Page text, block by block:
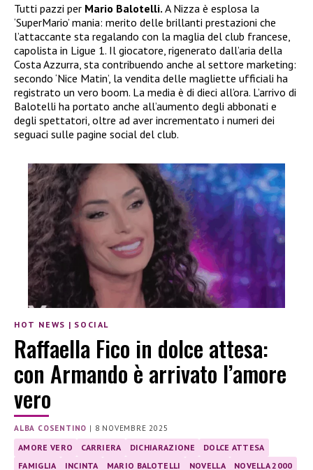
Tutti pazzi per Mario Balotelli. A Nizza è esplosa la
‘SuperMario’ mania: merito delle brillanti prestazioni che
l’attaccante sta regalando con la maglia del club francese,
capolista in Ligue 1. Il giocatore, rigenerato dall’aria della
Costa Azzurra, sta contribuendo anche al settore marketing:
secondo ‘Nice Matin’, la vendita delle magliette ufficiali ha
registrato un vero boom. La media è di dieci all’ora. L’arrivo di
Balotelli ha portato anche all’aumento degli abbonati e
degli spettatori, oltre ad aver incrementato i numeri dei
seguaci sulle pagine social del club.
HOT NEWS | SOCIAL
Raffaella Fico in dolce attesa:
con Armando è arrivato l’amore
vero
ALBA COSENTINO | 8 NOVEMBRE 2025
AMORE VERO CARRIERA DICHIARAZIONE
DOLCE ATTESA
FAMIGLIA
INCINTA MARIO BALOTELLI NOVELLA
NOVELLA 2000